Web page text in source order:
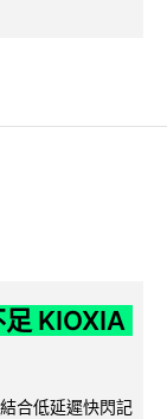
KIOXIA
合低延遲快閃記